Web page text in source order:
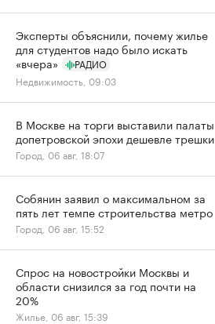
Эксперты объяснили, почему жилье
для студентов надо было искать
«вчера»
РАДИО
Недвижимость, 09:03
В Москве на торги выставили палаты
допетровской эпохи дешевле трешки
Город, 06 авг, 18:07
Собянин заявил о максимальном за
пять лет темпе строительства метро
Город, 06 авг, 15:52
Спрос на новостройки Москвы и
области снизился за год почти на
20%
Жилье, 06 авг, 15:39